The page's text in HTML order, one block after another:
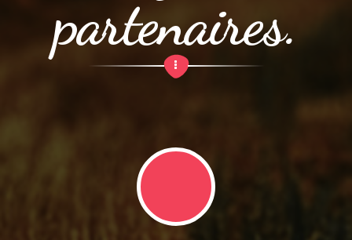
partenaires.